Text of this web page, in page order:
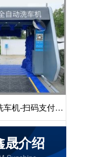
机-扫码支付24
车[隆茂鑫晟]
晟介绍